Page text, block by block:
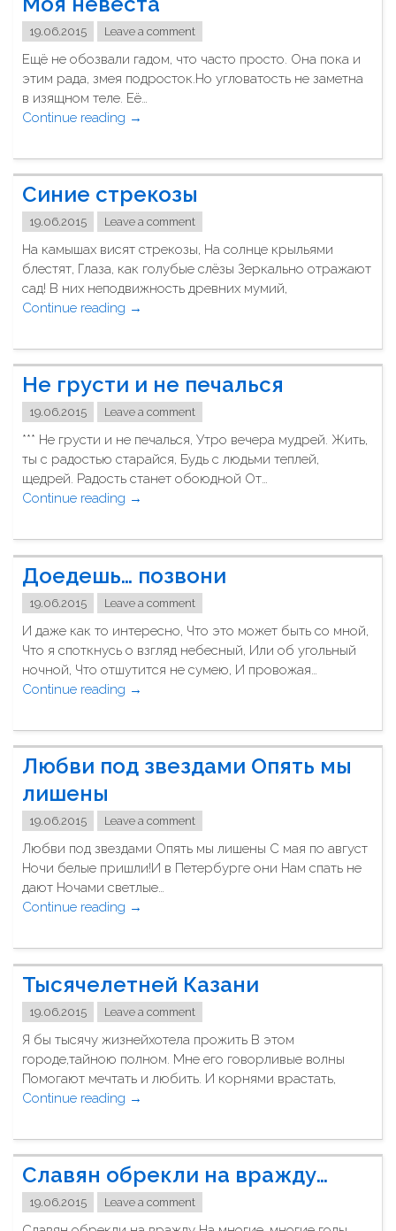
р
-
н
е
д
ы
"
н
ы
т
е
ж
19.06.2015 Leave a comment
Ещё не обозвали гадом, что часто просто. Она пока и
этим рада, змея подросток.Но угловатость не заметна
в изящном теле. Её…
Continue reading "
о
я
н
е
в
е
с
т
а
→
Синие стрекозы
19.06.2015 Leave a comment
На камышах висят стрекозы, На солнце крыльями
блестят, Глаза, как голубые слёзы Зеркально отражают
сад! В них неподвижность древних мумий,
Continue reading "
и
н
е
с
т
р
е
к
з
ы
"
→
Не грусти и не печалься
19.06.2015 Leave a comment
*** Не грусти и не печалься, Утро вечера мудрей. Жить,
ты с радостью старайся, Будь с людьми теплей,
щедрей. Радость станет обоюдной От…
Continue reading "
е
г
у
с
т
и
и
н
п
е
ч
л
ь
с
я
"
→
Доедешь… позвони
19.06.2015 Leave a comment
И даже как то интересно, Что это может быть со мной,
Что я споткнусь о взгляд небесный, Или об угольный
ночной, Что отшутится не сумею, И провожая…
Continue reading "
о
е
д
ь
…
п
о
н
и
"
→
Любви под звездами Опять мы
лишены
19.06.2015 Leave a comment
Любви под звездами Опять мы лишены С мая по август
Ночи белые пришли!И в Петербурге они Нам спать не
дают Ночами светлые…
Continue reading "
ю
б
в
и
п
о
д
з
в
з
д
а
м
→
Тысячелетней Казани
19.06.2015 Leave a comment
Я бы тысячу жизнейхотела прожить В этом
городе,тайною полном. Мне его говорливые волны
Помогают мечтать и любить. И корнями врастать,
Continue reading "
ы
с
я
ч
е
→
Славян обрекли на вражду…
19.06.2015 Leave a comment